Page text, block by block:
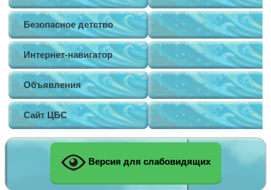
Безопасное детство
Интернет-навигатор
Объявления
Сайт ЦБС
Версия для слабовидящих